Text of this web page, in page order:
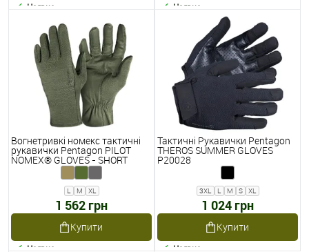
Наявне
Наявне
Вогнетривкі номекс тактичні
рукавички Pentagon PILOT
NOMEX® GLOVES - SHORT
L M XL
1 562 грн
Купити
Наявне
Тактичні Рукавички Pentagon
THEROS SUMMER GLOVES
P20028
3XL L M S XL
1 024 грн
Купити
Наявне